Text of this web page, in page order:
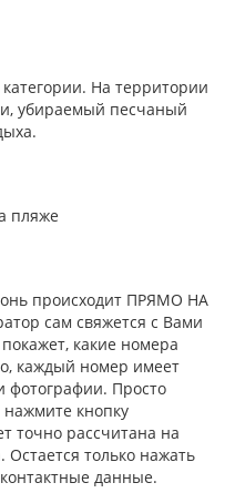
На территории
убираемый песчаный
пляже
происходит ПРЯМО НА
сам свяжется с Вами
какие номера
каждый номер имеет
фотографии. Просто
нажмите кнопку
точно рассчитана на
только нажать
данные.